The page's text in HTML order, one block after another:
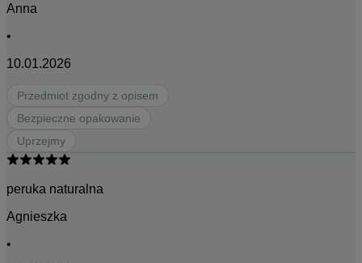
Anna
•
10.01.2026
Przedmiot zgodny z opisem
Bezpieczne opakowanie
Uprzejmy
peruka naturalna
Agnieszka
•